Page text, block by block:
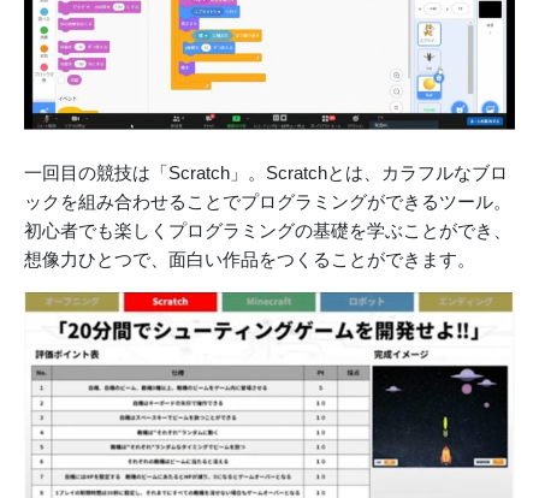
一回目の競技は「Scratch」。Scratchとは、カラフルなブロ
ックを組み合わせることでプログラミングができるツール。
初心者でも楽しくプログラミングの基礎を学ぶことができ、
想像力ひとつで、面白い作品をつくることができます。